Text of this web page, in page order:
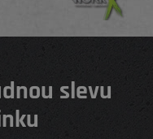
slevu